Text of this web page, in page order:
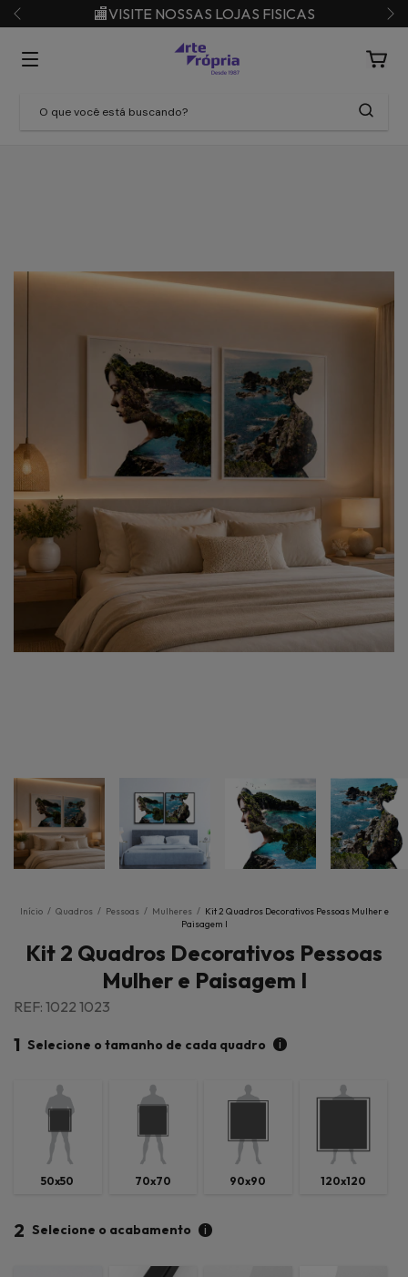
🏬VISITE NOSSAS LOJAS FISICAS
Início / Quadros / Pessoas / Mulheres / Kit 2 Quadros Decorativos Pessoas Mulher e
Paisagem I
Kit 2 Quadros Decorativos Pessoas
Mulher e Paisagem I
REF: 1022 1023
1 Selecione o tamanho de cada quadro i
50x50 70x70 90x90 120x120
2 Selecione o acabamento i